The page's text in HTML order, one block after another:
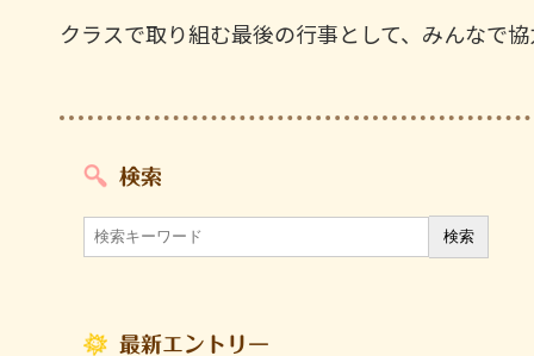
クラスで取り組む最後の行事として、みんなで
検索
最新エントリー